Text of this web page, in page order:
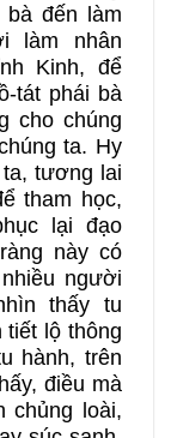
đến làm
làm nhân
Kinh, để
tát phái bà
cho chúng
ta. Hy
tương lai
tham học,
lại đạo
này có
người
thấy tu
tiết lộ thông
hành, trên
điều mà
chủng loài,